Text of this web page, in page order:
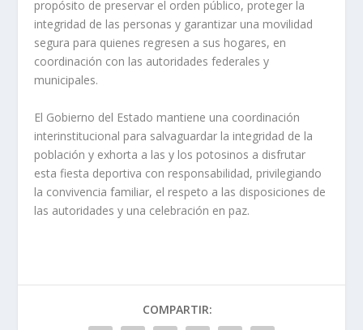
propósito de preservar el orden público, proteger la
integridad de las personas y garantizar una movilidad
segura para quienes regresen a sus hogares, en
coordinación con las autoridades federales y
municipales.
El Gobierno del Estado mantiene una coordinación
interinstitucional para salvaguardar la integridad de la
población y exhorta a las y los potosinos a disfrutar
esta fiesta deportiva con responsabilidad, privilegiando
la convivencia familiar, el respeto a las disposiciones de
las autoridades y una celebración en paz.
COMPARTIR: